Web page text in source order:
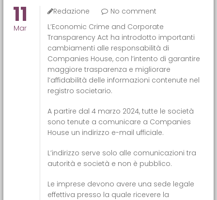
11
Mar
Redazione
No comment
L’Economic Crime and Corporate
Transparency Act ha introdotto importanti
cambiamenti alle responsabilità di
Companies House, con l’intento di garantire
maggiore trasparenza e migliorare
l’affidabilità delle informazioni contenute nel
registro societario.
A partire dal 4 marzo 2024, tutte le società
sono tenute a comunicare a Companies
House un indirizzo e-mail ufficiale.
L’indirizzo serve solo alle comunicazioni tra
autorità e società e non è pubblico.
Le imprese devono avere una sede legale
effettiva presso la quale ricevere la